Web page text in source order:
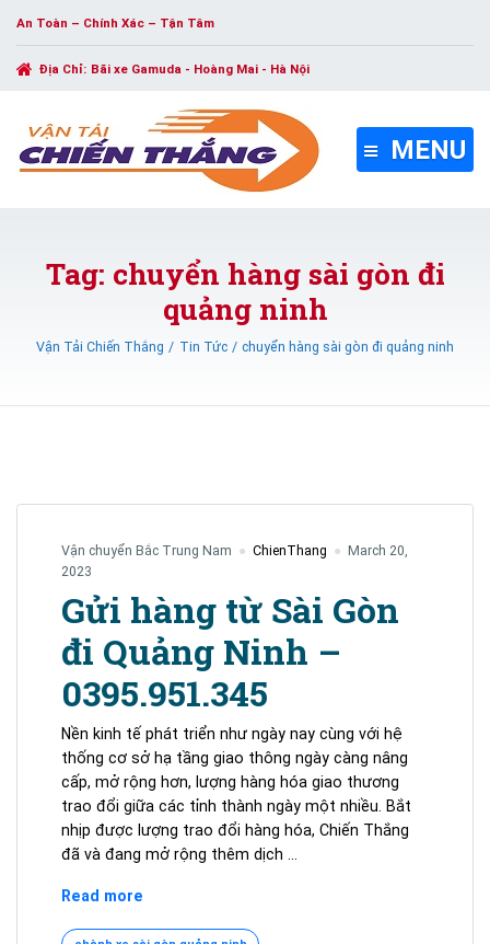
An Toàn – Chính Xác – Tận Tâm
Địa Chỉ: Bãi xe Gamuda - Hoàng Mai - Hà Nội
MENU
Tag: chuyển hàng sài gòn đi
quảng ninh
Vận Tải Chiến Thắng Tin Tức chuyển hàng sài gòn đi quảng ninh
Vận chuyển Bắc Trung Nam ChienThang
March 20,
2023
Gửi hàng từ Sài Gòn
đi Quảng Ninh –
0395.951.345
Nền kinh tế phát triển như ngày nay cùng với hệ
thống cơ sở hạ tầng giao thông ngày càng nâng
cấp, mở rộng hơn, lượng hàng hóa giao thương
trao đổi giữa các tỉnh thành ngày một nhiều. Bắt
nhịp được lượng trao đổi hàng hóa, Chiến Thắng
đã và đang mở rộng thêm dịch …
Read more